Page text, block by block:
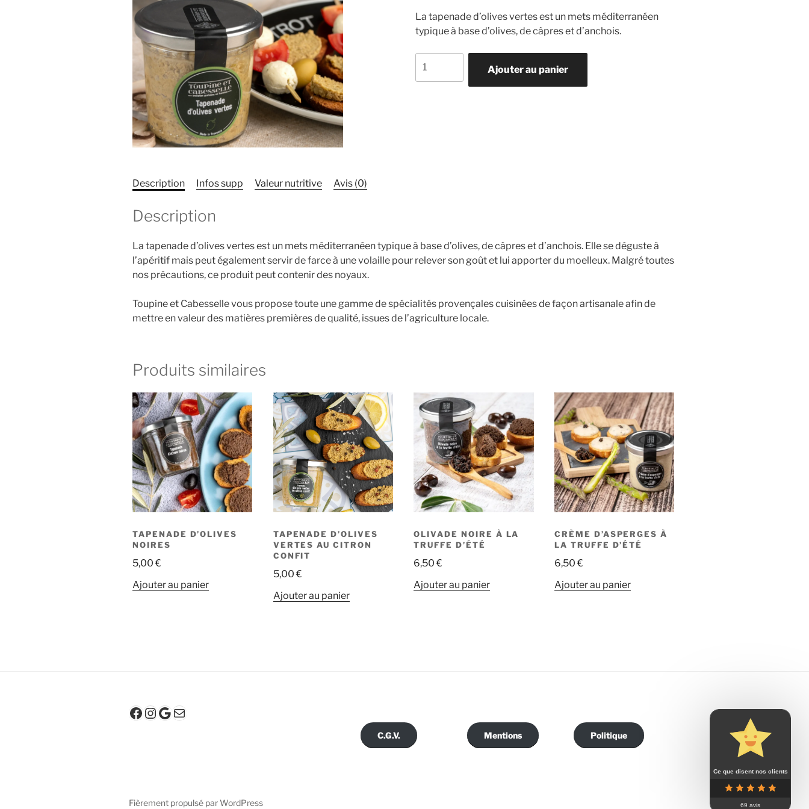
La tapenade d’olives vertes est un mets méditerranéen
typique à base d’olives, de câpres et d’anchois.
de
Ajouter au panier
Description Infos supp Valeur nutritive Avis (0)
Description
La tapenade d’olives vertes est un mets méditerranéen typique à base d’olives, de câpres et d’anchois. Elle se déguste à
l’apéritif mais peut également servir de farce à une volaille pour relever son goût et lui apporter du moelleux. Malgré toutes
nos précautions, ce produit peut contenir des noyaux.
Toupine et Cabesselle vous propose toute une gamme de spécialités provençales cuisinées de façon artisanale afin de
mettre en valeur des matières premières de qualité, issues de l’agriculture locale.
Produits similaires
TAPENADE D’OLIVES
NOIRES
5,00€
Ajouter au panier
TAPENADE D’OLIVES
VERTES AU CITRON
CONFIT
5,00€
Ajouter au panier
OLIVADE NOIRE À LA
TRUFFE D’ÉTÉ
6,50€
Ajouter au panier
CRÈME D’ASPERGES À
LA TRUFFE D’ÉTÉ
6,50€
Ajouter au panier
Facebook
Instagram
Google
E-mail
C.G.V. Mentions Politique
Fièrement propulsé par WordPress
Ce que disent nos clients
69 avis